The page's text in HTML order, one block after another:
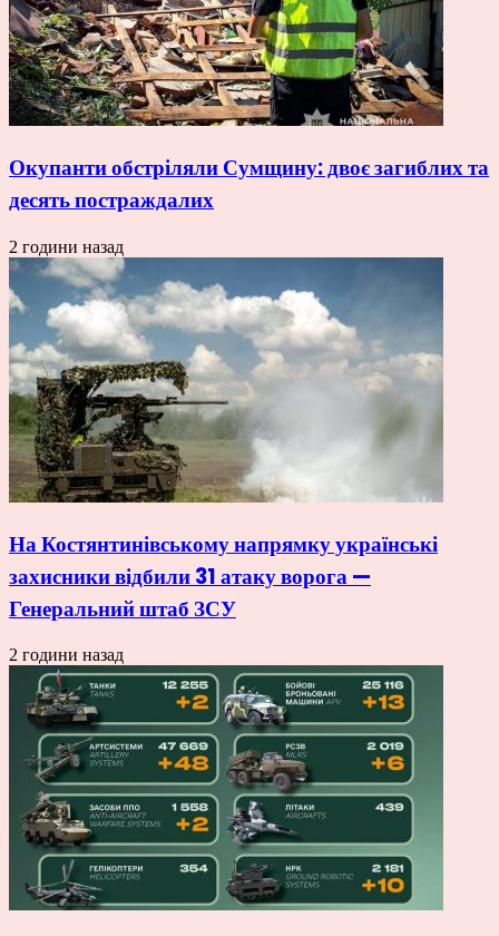
Окупанти обстріляли Сумщину: двоє загиблих та
десять постраждалих
2 години назад
На Костянтинівському напрямку українські
захисники відбили 31 атаку ворога —
Генеральний штаб ЗСУ
2 години назад